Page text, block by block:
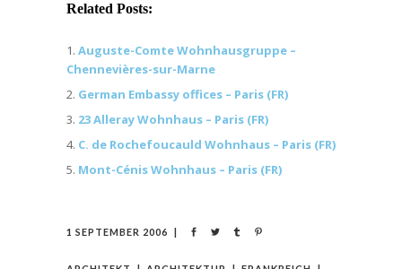
Related Posts:
Auguste-Comte Wohnhausgruppe –
Chennevières-sur-Marne
German Embassy offices – Paris (FR)
23 Alleray Wohnhaus – Paris (FR)
C. de Rochefoucauld Wohnhaus – Paris (FR)
Mont-Cénis Wohnhaus – Paris (FR)
1 SEPTEMBER 2006